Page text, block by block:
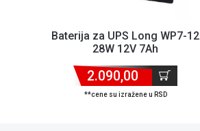
Baterija za UPS Long WP7-12
28W 12V 7Ah
2.090,00
**cene su izražene u RSD